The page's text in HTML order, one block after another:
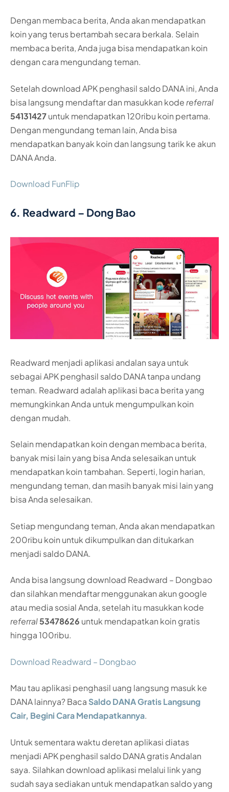
Dengan membaca berita, Anda akan mendapatkan
koin yang terus bertambah secara berkala. Selain
membaca berita, Anda juga bisa mendapatkan koin
dengan cara mengundang teman.
Setelah download APK penghasil saldo DANA ini, Anda
bisa langsung mendaftar dan masukkan kodereferral
54131427untuk mendapatkan 120ribu koin pertama.
Dengan mengundang teman lain, Anda bisa
mendapatkan banyak koin dan langsung tarik ke akun
DANA Anda.
Download FunFlip
6. Readward – Dong Bao
Readward menjadi aplikasi andalan saya untuk
sebagai APK penghasil saldo DANA tanpa undang
teman. Readward adalah aplikasi baca berita yang
memungkinkan Anda untuk mengumpulkan koin
dengan mudah.
Selain mendapatkan koin dengan membaca berita,
banyak misi lain yang bisa Anda selesaikan untuk
mendapatkan koin tambahan. Seperti, login harian,
mengundang teman, dan masih banyak misi lain yang
bisa Anda selesaikan.
Setiap mengundang teman, Anda akan mendapatkan
200ribu koin untuk dikumpulkan dan ditukarkan
menjadi saldo DANA.
Anda bisa langsung download Readward – Dongbao
dan silahkan mendaftar menggunakan akun google
atau media sosial Anda, setelah itu masukkan kode
referral53478626 untuk mendapatkan koin gratis
hingga 100ribu.
Download Readward – Dongbao
Mau tau aplikasi penghasil uang langsung masuk ke
DANA lainnya? Baca Saldo DANA Gratis Langsung
Cair, Begini Cara Mendapatkannya.
Untuk sementara waktu deretan aplikasi diatas
menjadi APK penghasil saldo DANA gratis Andalan
saya. Silahkan download aplikasi melalui link yang
sudah saya sediakan untuk mendapatkan saldo yang